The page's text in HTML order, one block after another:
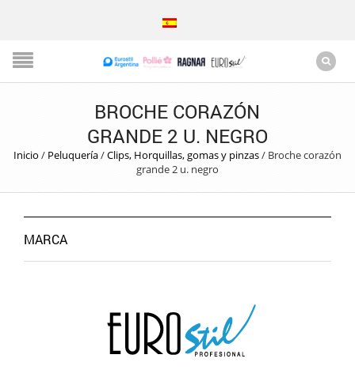
BROCHE CORAZÓN
GRANDE 2 U. NEGRO
Inicio/ Peluquería/Clips, Horquillas, gomas y pinzas/ Broche corazón
grande 2 u. negro
MARCA